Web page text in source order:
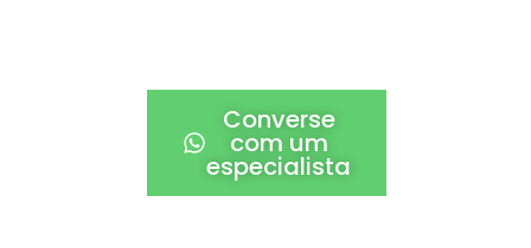
Converse
com um
especialista